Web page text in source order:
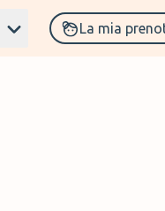
La mia